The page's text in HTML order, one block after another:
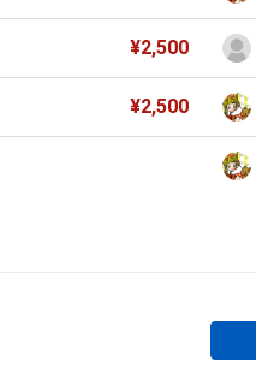
¥2,500
¥2,500